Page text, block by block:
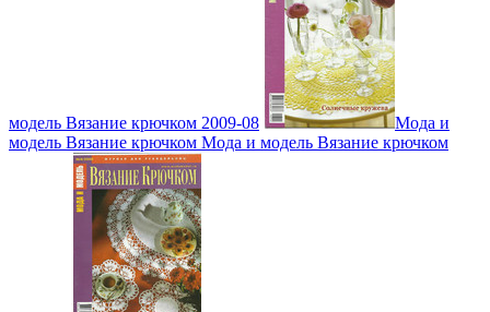
модель Вязание крючком 2009-08
Мода и
модель Вязание крючком Мода и модель Вязание крючком